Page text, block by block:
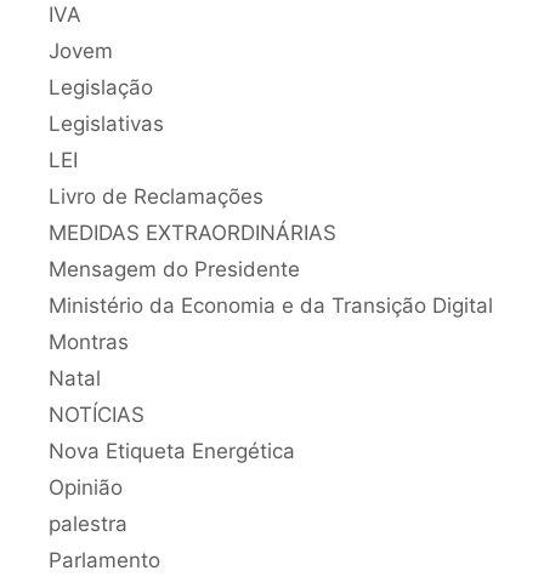
IVA
Jovem
Legislação
Legislativas
LEI
Livro de Reclamações
MEDIDAS EXTRAORDINÁRIAS
Mensagem do Presidente
Ministério da Economia e da Transição Digital
Montras
Natal
NOTÍCIAS
Nova Etiqueta Energética
Opinião
palestra
Parlamento